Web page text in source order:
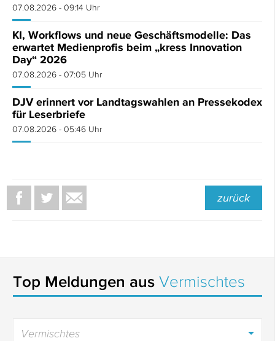
07.08.2026 - 09:14 Uhr
KI, Workflows und neue Geschäftsmodelle: Das
erwartet Medienprofis beim „kress Innovation
Day“ 2026
07.08.2026 - 07:05 Uhr
DJV erinnert vor Landtagswahlen an Pressekodex
für Leserbriefe
07.08.2026 - 05:46 Uhr
zurück
Top Meldungen aus Vermischtes
Vermischtes